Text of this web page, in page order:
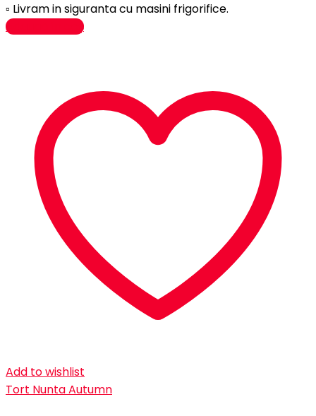
▫️ Livram in siguranta cu masini frigorifice.
Adaugă în coș
Add to wishlist
Tort Nunta Autumn